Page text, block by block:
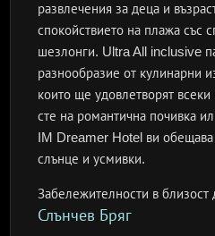
развлечения за деца и
спокойствието на плажа със
шезлонги. Ultra All inclusive
разнообразие от кулинарни
които ще удовлетворят
сте на романтична почивка
IM Dreamer Hotel ви обещава
слънце и усмивки.
Забележителности в
Слънчев Бряг